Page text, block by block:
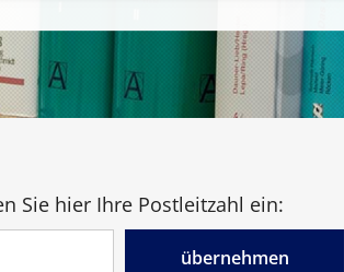
Sie hier Ihre Postleitzahl ein:
übernehmen